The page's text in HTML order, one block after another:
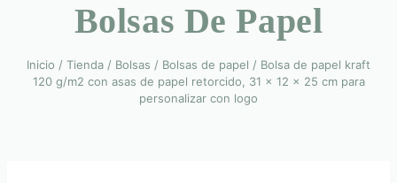
Bolsas De Papel
Inicio / Tienda / Bolsas / Bolsas de papel / Bolsa de papel kraft
120 g/m2 con asas de papel retorcido, 31 x 12 x 25 cm para
personalizar con logo